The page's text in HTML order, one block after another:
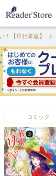
！【単行本版】
コミック